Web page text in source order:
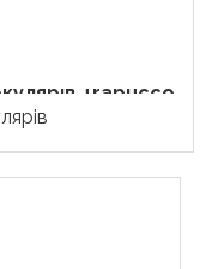
Trabucco